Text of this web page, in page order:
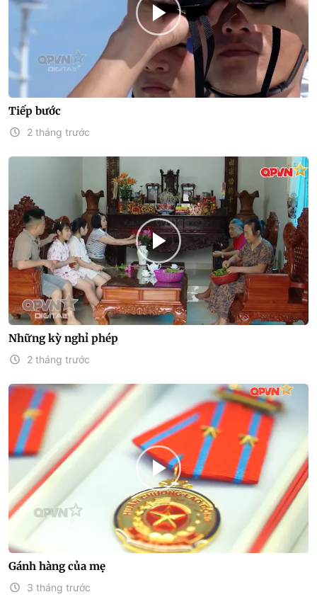
Tiếp bước
2 tháng trước
Những kỳ nghỉ phép
2 tháng trước
Gánh hàng của mẹ
3 tháng trước